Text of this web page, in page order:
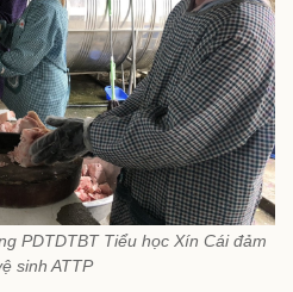
PDTDTBT Tiểu học Xín Cái đảm
sinh ATTP